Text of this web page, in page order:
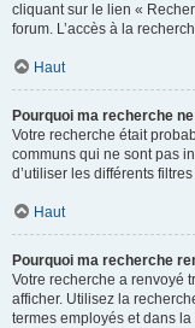
cliquant sur le lien «
forum. L’accès à la
Haut
Pourquoi ma recherche
Votre recherche était
communs qui ne sont pas
d’utiliser les différents
Haut
Pourquoi ma recherche
Votre recherche a renvoyé
afficher. Utilisez la
termes employés et dans